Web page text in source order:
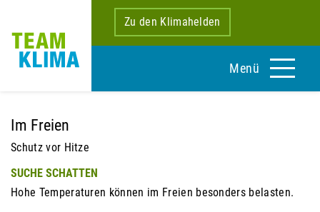
Zu den Klimahelden
Menü
Im Freien
Schutz vor Hitze
SUCHE SCHATTEN
Hohe Temperaturen können im Freien besonders belasten.